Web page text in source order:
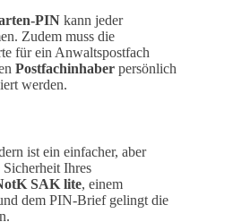
PIN kann jeder
Zudem muss die
für ein Anwaltspostfach
Postfachinhaber persönlich
werden.
ist ein einfacher, aber
Ihres
SAK lite, einem
dem PIN-Brief gelingt die